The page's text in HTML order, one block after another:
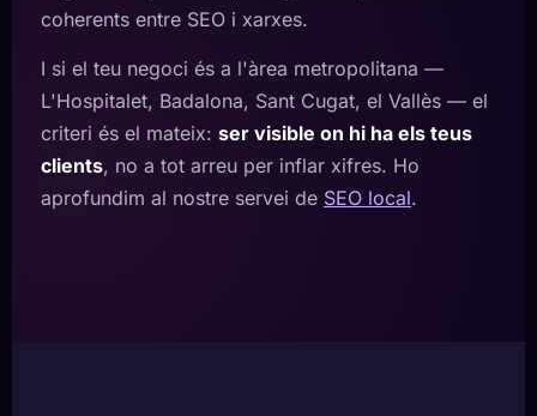
coherents entre SEO i xarxes.
I si el teu negoci és a l'àrea metropolitana —
L'Hospitalet, Badalona, Sant Cugat, el Vallès — el
criteri és el mateix: ser visible on hi ha els teus
clients, no a tot arreu per inflar xifres. Ho
aprofundim al nostre servei de SEO local.